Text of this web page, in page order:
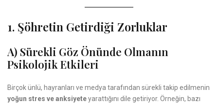
1. Şöhretin Getirdiği Zorluklar
A) Sürekli Göz Önünde Olmanın
Psikolojik Etkileri
Birçok ünlü, hayranları ve medya tarafından sürekli takip edilmenin
yoğun stres ve anksiyeteyarattığını dile getiriyor. Örneğin, bazı